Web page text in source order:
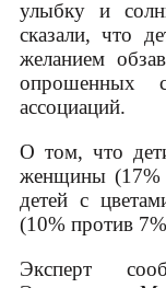
улыбку и
сказали, что
желанием
опрошенных
ассоциаций.
О том, что
женщины (17%
детей с
(10% против
Эксперт